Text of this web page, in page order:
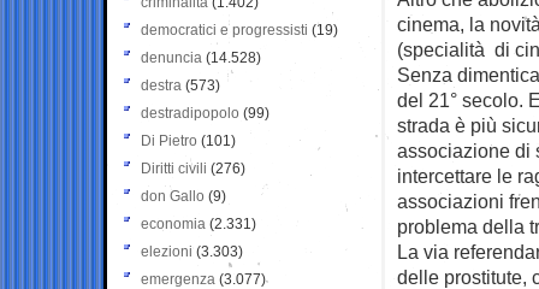
cinema, la
(specialità di
Senza
del 21° secolo.
strada è più
associazione di
intercettare le
associazioni
problema della
La via
delle prostitute,
democratici e progressisti (19)
denuncia (14.528)
destra (573)
destradipopolo (99)
Di Pietro (101)
Diritti civili (276)
don Gallo (9)
economia (2.331)
elezioni (3.303)
emergenza (3.077)